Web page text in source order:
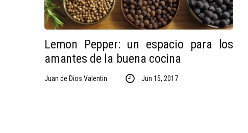
Lemon Pepper: un espacio para los
amantes de la buena cocina
Juan de Dios Valentin Jun 15, 2017